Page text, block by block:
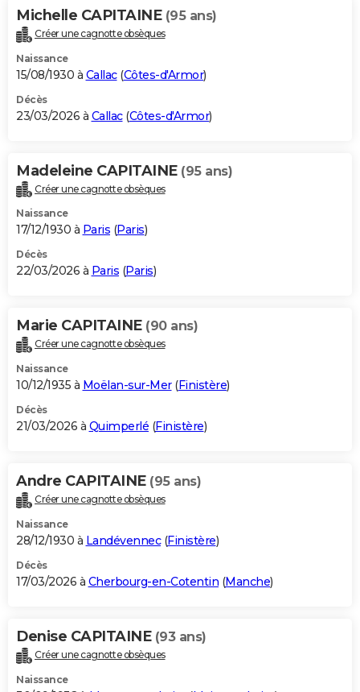
Michelle CAPITAINE (95 ans)
Créer une cagnotte obsèques
Naissance
15/08/1930 à Callac(Côtes-d'Armor)
Décès
23/03/2026 à Callac(Côtes-d'Armor)
Madeleine CAPITAINE (95 ans)
Créer une cagnotte obsèques
Naissance
17/12/1930 à Paris (Paris)
Décès
22/03/2026 à Paris (Paris)
Marie CAPITAINE (90 ans)
Créer une cagnotte obsèques
Naissance
10/12/1935 à Moëlan-sur-Mer(Finistère)
Décès
21/03/2026 à Quimperlé (Finistère)
Andre CAPITAINE (95 ans)
Créer une cagnotte obsèques
Naissance
28/12/1930 à Landévennec(Finistère)
Décès
17/03/2026 à Cherbourg-en-Cotentin (Manche)
Denise CAPITAINE (93 ans)
Créer une cagnotte obsèques
Naissance